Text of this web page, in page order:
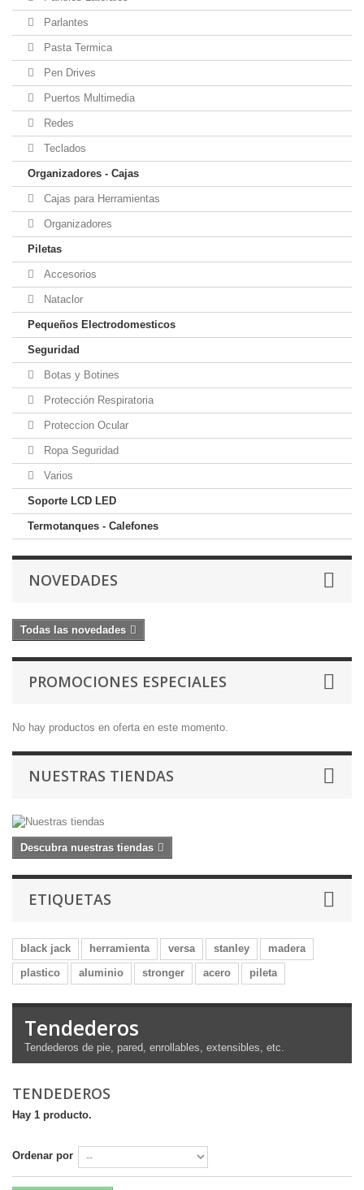
Parlantes
Pasta Termica
Pen Drives
Puertos Multimedia
Redes
Teclados
Organizadores - Cajas
Cajas para Herramientas
Organizadores
Piletas
Accesorios
Nataclor
Pequeños Electrodomesticos
Seguridad
Botas y Botines
Protección Respiratoria
Proteccion Ocular
Ropa Seguridad
Varios
Soporte LCD LED
Termotanques - Calefones
NOVEDADES
Todas las novedades
PROMOCIONES ESPECIALES
No hay productos en oferta en este momento.
NUESTRAS TIENDAS
Descubra nuestras tiendas
ETIQUETAS
black jack herramienta versa stanley
madera
plastico
aluminio stronger acero pileta
Tendederos
Tendederos de pie, pared, enrollables, extensibles, etc.
TENDEDEROS
Hay 1 producto.
Ordenar por